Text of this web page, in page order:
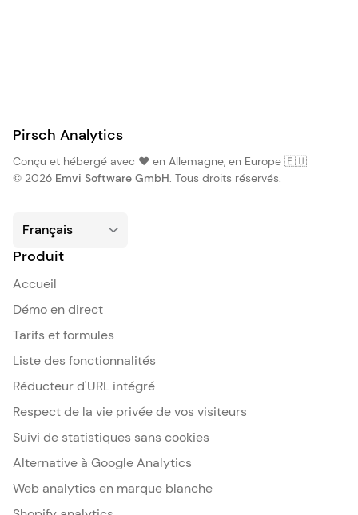
Pirsch Analytics
Conçu et hébergé avec ❤️ en Allemagne, en Europe 🇪🇺
© 2026 Emvi Software GmbH. Tous droits réservés.
Produit
Accueil
Démo en direct
Tarifs et formules
Liste des fonctionnalités
Réducteur d'URL intégré
Respect de la vie privée de vos visiteurs
Suivi de statistiques sans cookies
Alternative à Google Analytics
Web analytics en marque blanche